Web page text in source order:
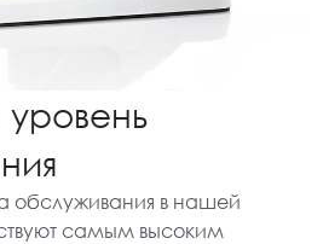
обслуживания в нашей
самым высоким